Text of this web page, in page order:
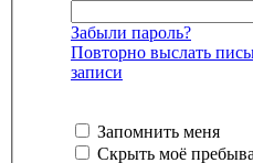
Забыли пароль?
Повторно выслать
записи
Запомнить меня
Скрыть моё